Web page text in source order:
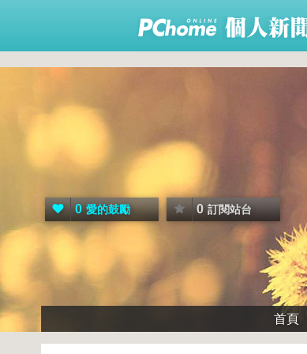
0 愛的鼓勵 0 訂閱站台
首頁